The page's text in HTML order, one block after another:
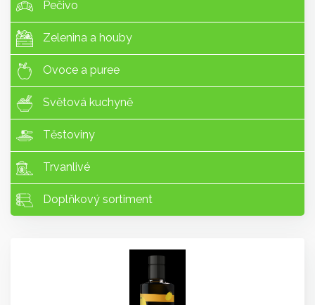
Pečivo
Zelenina a houby
Ovoce a puree
Světová kuchyně
Těstoviny
Trvanlivé
Doplňkový sortiment